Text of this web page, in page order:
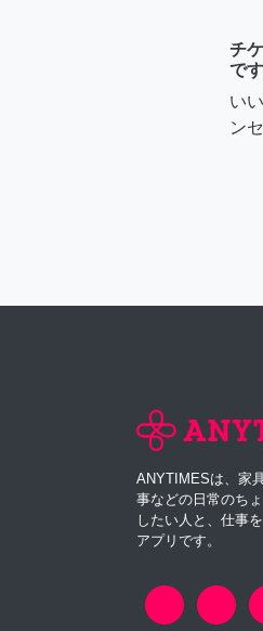
チ
で
い
ン
ANYTIMESは、家
事などの日常のち
したい人と、仕事
アプリです。